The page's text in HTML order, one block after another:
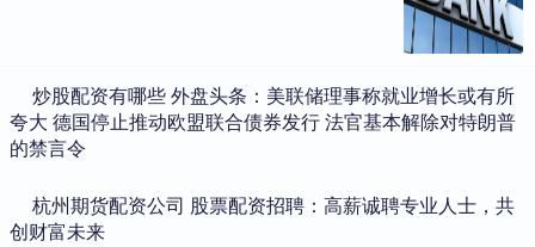
​炒股配资有哪些 外盘头条：美联储理事称就业增长或有所
夸大 德国停止推动欧盟联合债券发行 法官基本解除对特朗普
的禁言令
​杭州期货配资公司 股票配资招聘：高薪诚聘专业人士，共
创财富未来